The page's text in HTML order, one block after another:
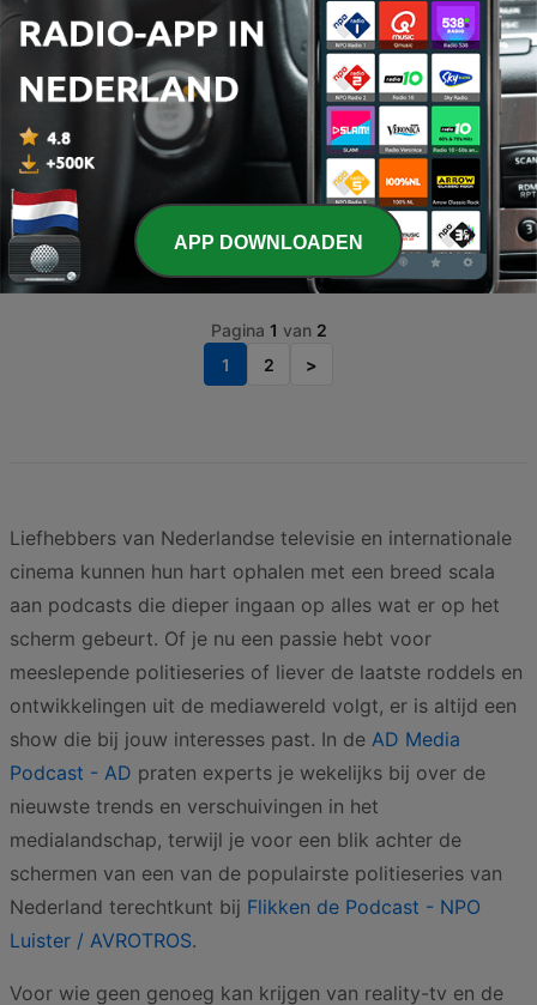
CBS News - Aflevering 1089
gisteren 28 min
De Leeuw Lult
Paul de Leeuw - Aflevering 22
10 mrt. 2026
#GeenFilter
Maria & Tamara - Aflevering 92
4 dagen geleden
Pagina 1 van 2
1
2 >
Liefhebbers van Nederlandse televisie en internationale
cinema kunnen hun hart ophalen met een breed scala
aan podcasts die dieper ingaan op alles wat er op het
scherm gebeurt. Of je nu een passie hebt voor
meeslepende politieseries of liever de laatste roddels en
ontwikkelingen uit de mediawereld volgt, er is altijd een
show die bij jouw interesses past. In de AD Media
Podcast - AD praten experts je wekelijks bij over de
nieuwste trends en verschuivingen in het
medialandschap, terwijl je voor een blik achter de
schermen van een van de populairste politieseries van
Nederland terechtkunt bij Flikken de Podcast - NPO
Luister / AVROTROS.
Voor wie geen genoeg kan krijgen van reality-tv en de
APP DOWNLOADEN